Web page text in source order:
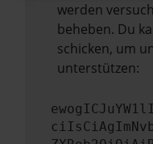
werden
beheben. Du
schicken, um
unterstützen: